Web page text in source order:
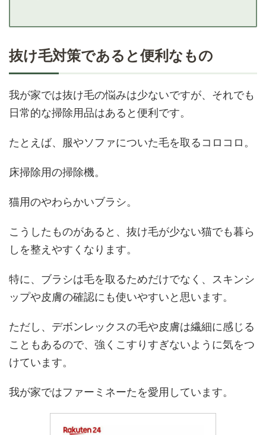
抜け毛対策であると便利なもの
我が家では抜け毛の悩みは少ないですが、それでも
日常的な掃除用品はあると便利です。
たとえば、服やソファについた毛を取るコロコロ。
床掃除用の掃除機。
猫用のやわらかいブラシ。
こうしたものがあると、抜け毛が少ない猫でも暮ら
しを整えやすくなります。
特に、ブラシは毛を取るためだけでなく、スキンシ
ップや皮膚の確認にも使いやすいと思います。
ただし、デボンレックスの毛や皮膚は繊細に感じる
こともあるので、強くこすりすぎないように気をつ
けています。
我が家ではファーミネーたを愛用しています。